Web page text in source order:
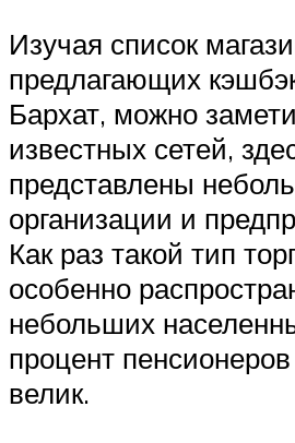
Изучая список
предлагающих
Бархат, можно
известных сетей,
представлены
организации и
Как раз такой тип
особенно
небольших
процент
велик.